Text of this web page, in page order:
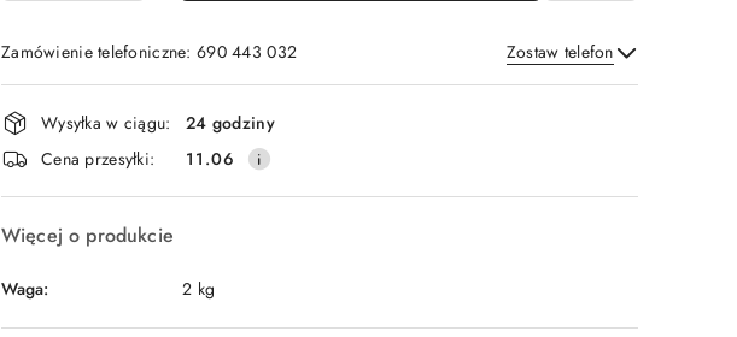
Zamówienie telefoniczne: 690 443 032 Zostaw telefon
Wyślij
Dostępność
i
dostawa
Wysyłka w ciągu:
24 godziny
Cena przesyłki:
11.06
Więcej o produkcie
Waga: 2 kg